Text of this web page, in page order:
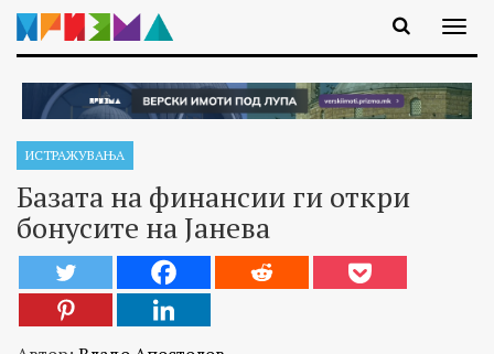
ИСТРАЖУВАЊA
Базата на финансии ги откри
бонусите на Јанева